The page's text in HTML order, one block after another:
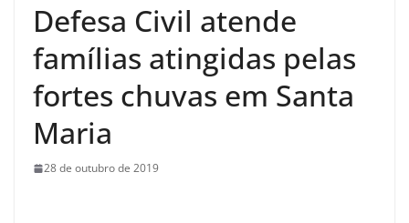
Defesa Civil atende
famílias atingidas pelas
fortes chuvas em Santa
Maria
28 de outubro de 2019